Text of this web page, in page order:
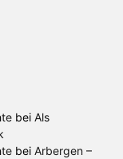
bei Als
bei Arbergen –